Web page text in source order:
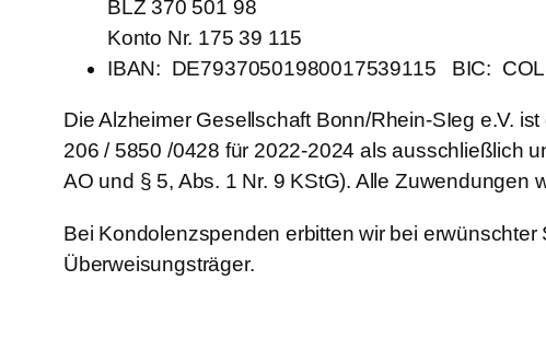
BLZ 370 501 98
Konto Nr. 175 39 115
IBAN: DE79370501980017539115 BIC:
Die Alzheimer Gesellschaft Bonn/Rhein-SIeg e.V.
206 / 5850 /0428 für 2022-2024 als ausschließlich
AO und § 5, Abs. 1 Nr. 9 KStG). Alle
Bei Kondolenzspenden erbitten wir bei
Überweisungsträger.